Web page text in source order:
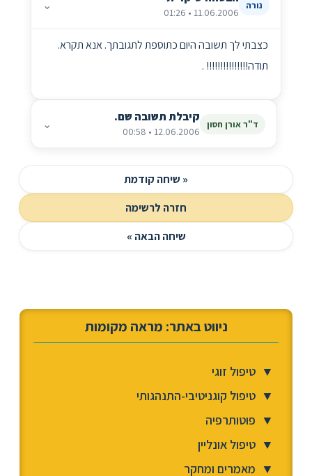
נורה
11.06.2006 • 01:26
⌄
כצבתי לך תשובה היום כתוספת לתגובתך. אנא תקרא.
תודה!!!!!!!!!!!!!!! .
ד"ר אורן חסון קיבלת תשובה שם.
12.06.2006 • 00:58
⌄
« שיחה קודמת
חזרה לרשימה
שיחה הבאה »
ניווט באתר: מראה מקומות
▼ טיפול זוגי
▼ טיפול קוגניטיבי-התנהגותי
▼ פוטותרפיה
▼ טיפול אונליין
▼ מאמרים ומחקר